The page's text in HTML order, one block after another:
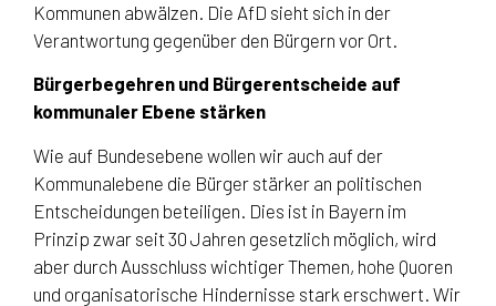
Kommunen abwälzen. Die AfD sieht sich in der
Verantwortung gegenüber den Bürgern vor Ort.
Bürgerbegehren und Bürgerentscheide auf
kommunaler Ebene stärken
Wie auf Bundesebene wollen wir auch auf der
Kommunalebene die Bürger stärker an politischen
Entscheidungen beteiligen. Dies ist in Bayern im
Prinzip zwar seit 30 Jahren gesetzlich möglich, wird
aber durch Ausschluss wichtiger Themen, hohe Quoren
und organisatorische Hindernisse stark erschwert. Wir